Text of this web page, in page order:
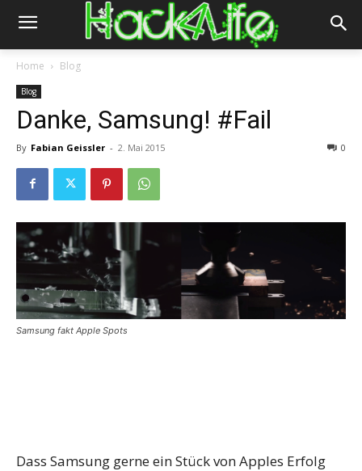
Home Blog
Blog
Danke, Samsung! #Fail
By Fabian Geissler - 2. Mai 2015 0
Samsung fakt Apple Spots
Dass Samsung gerne ein Stück von Apples Erfolg